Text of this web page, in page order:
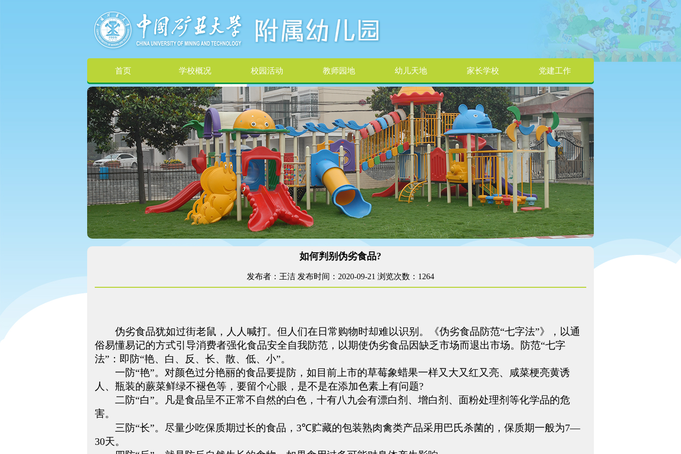
首页 学校概况 校园活动 教师园地 幼儿天地 家长学校 党建工作
如何判别伪劣食品?
发布者：王洁 发布时间：2020-09-21 浏览次数： 1264
伪劣食品犹如过街老鼠，人人喊打。但人们在日常购物时却难以识别。《伪劣食品防范“七字法”》，以通
俗易懂易记的方式引导消费者强化食品安全自我防范，以期使伪劣食品因缺乏市场而退出市场。防范“七字
法”：即防“艳、白、反、长、散、低、小”。
一防“艳”。对颜色过分艳丽的食品要提防，如目前上市的草莓象蜡果一样又大又红又亮、咸菜梗亮黄诱
人、瓶装的蕨菜鲜绿不褪色等，要留个心眼，是不是在添加色素上有问题?
二防“白”。凡是食品呈不正常不自然的白色，十有八九会有漂白剂、增白剂、面粉处理剂等化学品的危
害。
三防“长”。尽量少吃保质期过长的食品， 3℃贮藏的包装熟肉禽类产品采用巴氏杀菌的，保质期一般为7—
30天。